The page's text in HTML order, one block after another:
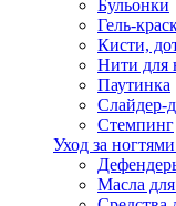
Бульонки
Гель-
Кисти,
Нити для
Паутинка
Слайдер-
Стемпинг
Уход за
Масла